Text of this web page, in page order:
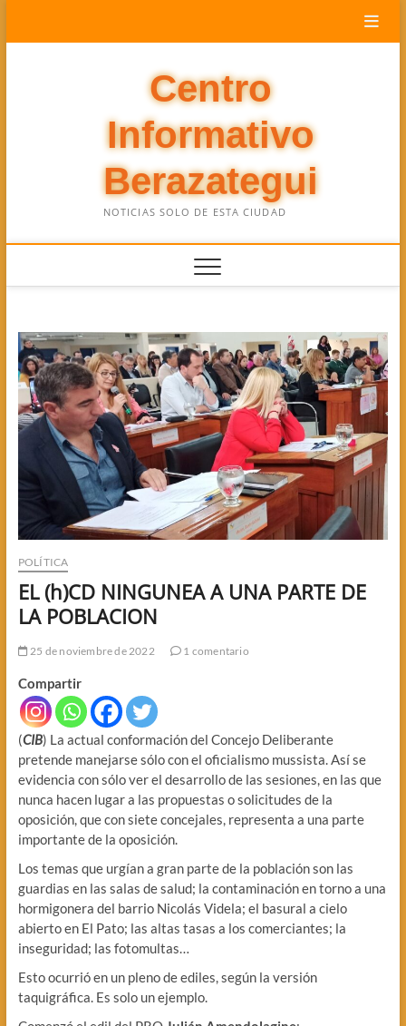
Centro
Informativo
Berazategui
NOTICIAS SOLO DE ESTA CIUDAD
POLÍTICA
EL (h)CD NINGUNEA A UNA PARTE DE
LA POBLACION
25 de noviembre de 2022 1 comentario
Compartir
(CIB) La actual conformación del Concejo Deliberante
pretende manejarse sólo con el oficialismo mussista. Así se
evidencia con sólo ver el desarrollo de las sesiones, en las que
nunca hacen lugar a las propuestas o solicitudes de la
oposición, que con siete concejales, representa a una parte
importante de la oposición.
Los temas que urgían a gran parte de la población son las
guardias en las salas de salud; la contaminación en torno a una
hormigonera del barrio Nicolás Videla; el basural a cielo
abierto en El Pato; las altas tasas a los comerciantes; la
inseguridad; las fotomultas…
Esto ocurrió en un pleno de ediles, según la versión
taquigráfica. Es solo un ejemplo.